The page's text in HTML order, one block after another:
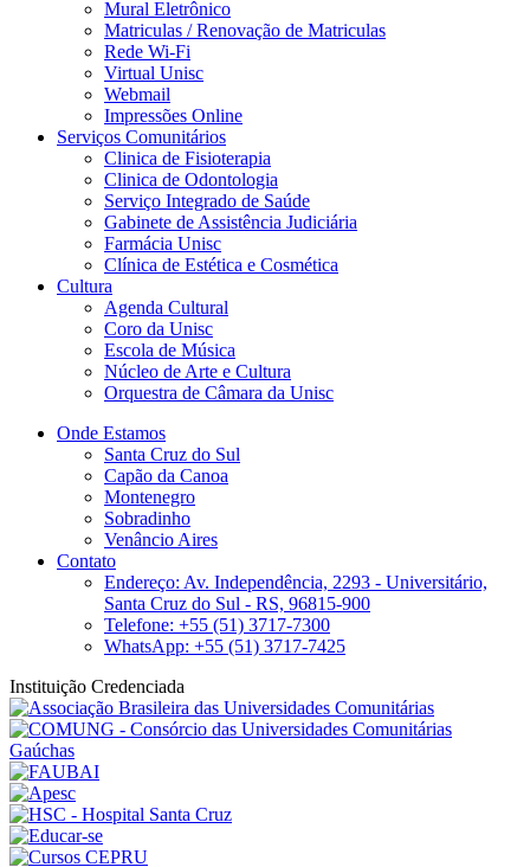
Mural Eletrônico
Matriculas / Renovação de Matriculas
Rede Wi-Fi
Virtual Unisc
Webmail
Impressões Online
Serviços Comunitários
Clinica de Fisioterapia
Clinica de Odontologia
Serviço Integrado de Saúde
Gabinete de Assistência Judiciária
Farmácia Unisc
Clínica de Estética e Cosmética
Cultura
Agenda Cultural
Coro da Unisc
Escola de Música
Núcleo de Arte e Cultura
Orquestra de Câmara da Unisc
Onde Estamos
Santa Cruz do Sul
Capão da Canoa
Montenegro
Sobradinho
Venâncio Aires
Contato
Endereço: Av. Independência, 2293 - Universitário,
Santa Cruz do Sul - RS, 96815-900
Telefone: +55 (51) 3717-7300
WhatsApp: +55 (51) 3717-7425
Instituição Credenciada